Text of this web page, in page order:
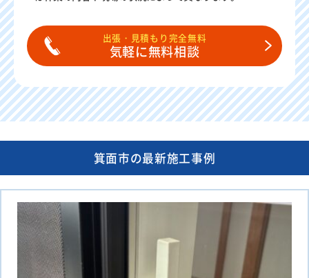
出張・見積もり完全無料
気軽に無料相談
箕面市の最新施工事例